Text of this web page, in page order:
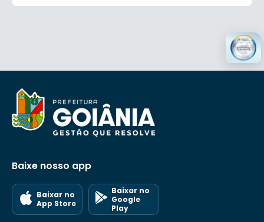
Baixe nosso app
Baixar no
App Store
Baixar no
Google
Play